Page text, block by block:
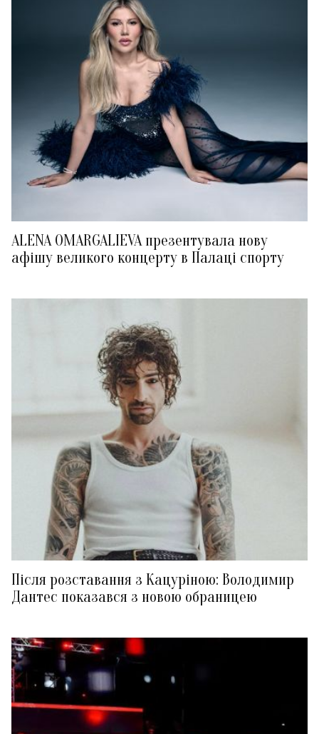
ALENA OMARGALIEVA презентувала нову
афішу великого концерту в Палаці спорту
Після розставання з Кацуріною: Володимир
Дантес показався з новою обраницею